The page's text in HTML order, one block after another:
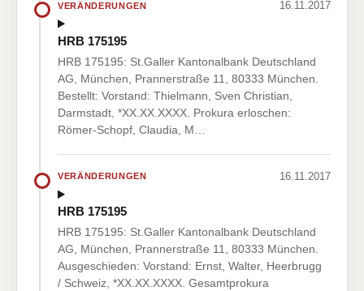
VERÄNDERUNGEN 16.11.2017
HRB 175195
HRB 175195: St.Galler Kantonalbank Deutschland
AG, München, Prannerstraße 11, 80333 München.
Bestellt: Vorstand: Thielmann, Sven Christian,
Darmstadt, *XX.XX.XXXX. Prokura erloschen:
Römer-Schopf, Claudia, M…
VERÄNDERUNGEN 16.11.2017
HRB 175195
HRB 175195: St.Galler Kantonalbank Deutschland
AG, München, Prannerstraße 11, 80333 München.
Ausgeschieden: Vorstand: Ernst, Walter, Heerbrugg
/ Schweiz, *XX.XX.XXXX. Gesamtprokura